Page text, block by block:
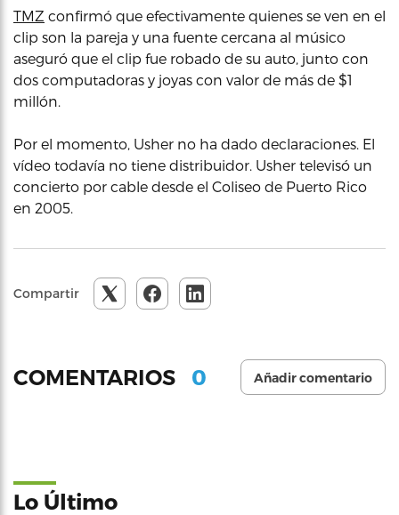
TMZ confirmó que efectivamente quienes se ven en el
clip son la pareja y una fuente cercana al músico
aseguró que el clip fue robado de su auto, junto con
dos computadoras y joyas con valor de más de $1
millón.
Por el momento, Usher no ha dado declaraciones. El
vídeo todavía no tiene distribuidor. Usher televisó un
concierto por cable desde el Coliseo de Puerto Rico
en 2005.
Compartir
COMENTARIOS 0 Añadir comentario
Lo Último